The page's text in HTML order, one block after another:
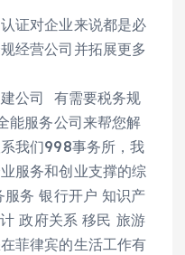
证对企业来说都是必
经营公司并拓展更多
公司 有需要税务规
能服务公司来帮您解
我们998事务所，我
服务和创业支撑的综
务 银行开户 知识产
政府关系 移民 旅游
菲律宾的生活工作有